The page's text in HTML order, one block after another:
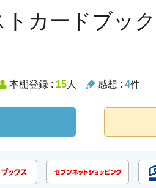
カードブック
本棚登録 : 15人 感想 : 4件